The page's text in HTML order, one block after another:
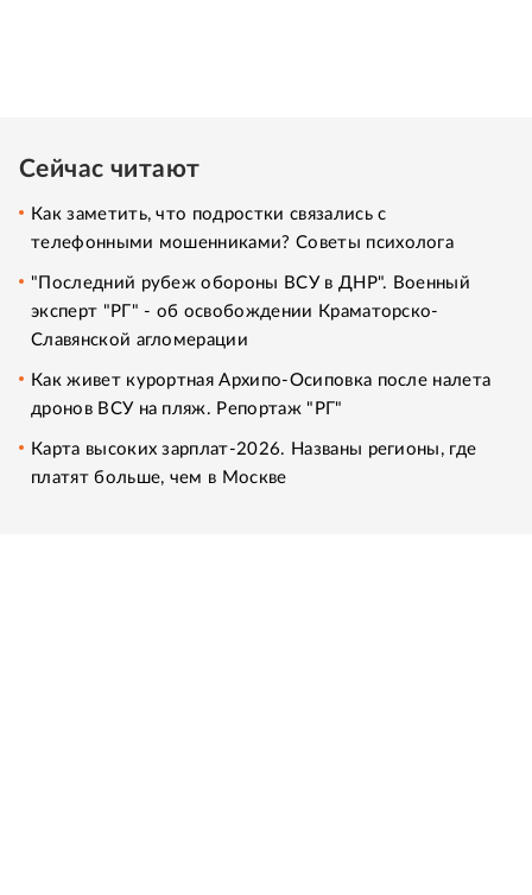
Сейчас читают
Как заметить, что подростки связались с
телефонными мошенниками? Советы психолога
"Последний рубеж обороны ВСУ в ДНР". Военный
эксперт "РГ" - об освобождении Краматорско-
Славянской агломерации
Как живет курортная Архипо-Осиповка после налета
дронов ВСУ на пляж. Репортаж "РГ"
Карта высоких зарплат-2026. Названы регионы, где
платят больше, чем в Москве